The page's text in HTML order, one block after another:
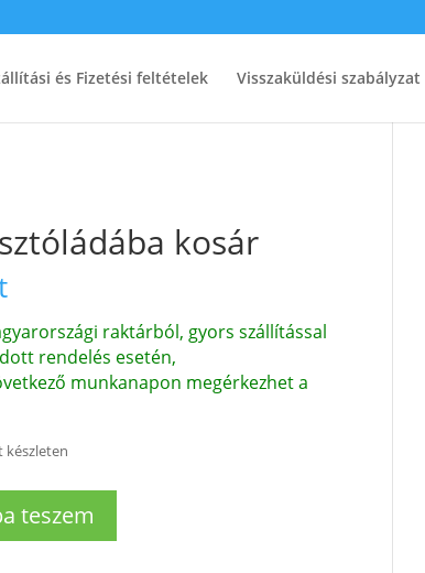
és Fizetési feltételek Visszaküldési szabályzat
kosár
raktárból, gyors szállítással
rendelés esetén,
munkanapon megérkezhet a
készleten
teszem